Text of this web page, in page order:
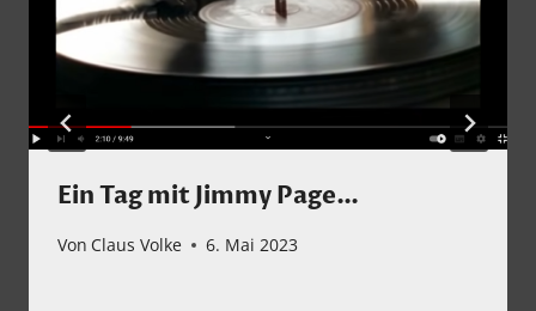
Ein Tag mit Jimmy Page…
Von Claus Volke 6. Mai 2023